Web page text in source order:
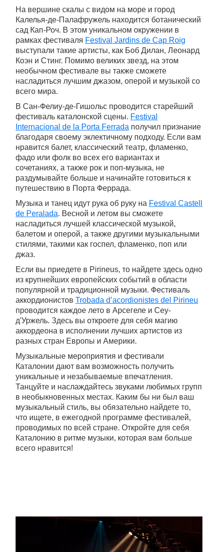
На вершине скалы с видом на море и город
Калелья-де-Палафружель находится ботанический
сад Кап-Роч. В этом уникальном окружении в
рамках фестиваля Festival Jardins de Cap Roig
выступали такие артисты, как Боб Дилан, Леонард
Коэн и Стинг. Помимо великих звезд, на этом
необычном фестивале вы также сможете
насладиться лучшим джазом, оперой и музыкой со
всего мира.
В Сан-Фелиу-де-Гишольс проводится старейший
фестиваль каталонской сцены. Festival
Internacional de la Porta Ferrada получил признание
благодаря своему эклектичному подходу. Если вам
нравится балет, классический театр, фламенко,
фадо или фолк во всех его вариантах и
сочетаниях, а также рок и поп-музыка, не
раздумывайте больше и начинайте готовиться к
путешествию в Порта Феррада.
Музыка и танец идут рука об руку на Festival Castell
de Peralada. Весной и летом вы сможете
насладиться лучшей классической музыкой,
балетом и оперой, а также другими музыкальными
стилями, такими как госпел, фламенко, поп или
джаз.
Если вы приедете в Pirineus, то найдете здесь одно
из крупнейших европейских событий в области
популярной и традиционной музыки. Фестиваль
аккордионистов Trobada d’acordionistes del Pirineu
проводится каждое лето в Арсегеле и Сеу-
д'Уржель. Здесь вы откроете для себя магию
аккордеона в исполнении лучших артистов из
разных стран Европы и Америки.
Музыкальные мероприятия и фестивали
Каталонии дают вам возможность получить
уникальные и незабываемые впечатления.
Танцуйте и наслаждайтесь звуками любимых групп
в необыкновенных местах. Каким бы ни был ваш
музыкальный стиль, вы обязательно найдете то,
что ищете, в ежегодной программе фестивалей,
проводимых по всей стране. Откройте для себя
Каталонию в ритме музыки, которая вам больше
всего нравится!